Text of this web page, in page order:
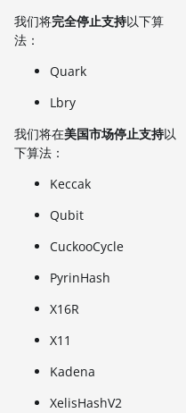
我们将完全停止支持以下算
法：
Quark
Lbry
我们将在美国市场停止支持以
下算法：
Keccak
Qubit
CuckooCycle
PyrinHash
X16R
X11
Kadena
XelisHashV2